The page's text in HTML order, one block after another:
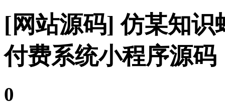
[网站源码]仿某知识
付费系统小程序源码
0